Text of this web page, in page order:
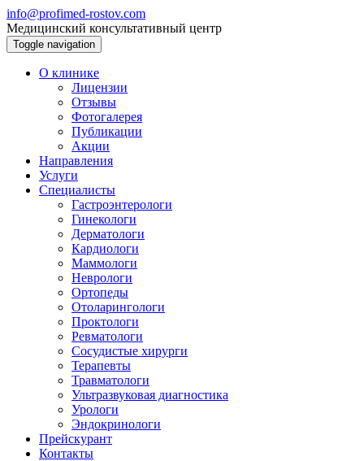
info@profimed-rostov.com
Медицинский консультативный центр
Toggle navigation
О клинике
Лицензии
Отзывы
Фотогалерея
Публикации
Акции
Направления
Услуги
Специалисты
Гастроэнтерологи
Гинекологи
Дерматологи
Кардиологи
Маммологи
Неврологи
Ортопеды
Отоларингологи
Проктологи
Ревматологи
Сосудистые хирурги
Терапевты
Травматологи
Ультразвуковая диагностика
Урологи
Эндокринологи
Прейскурант
Контакты